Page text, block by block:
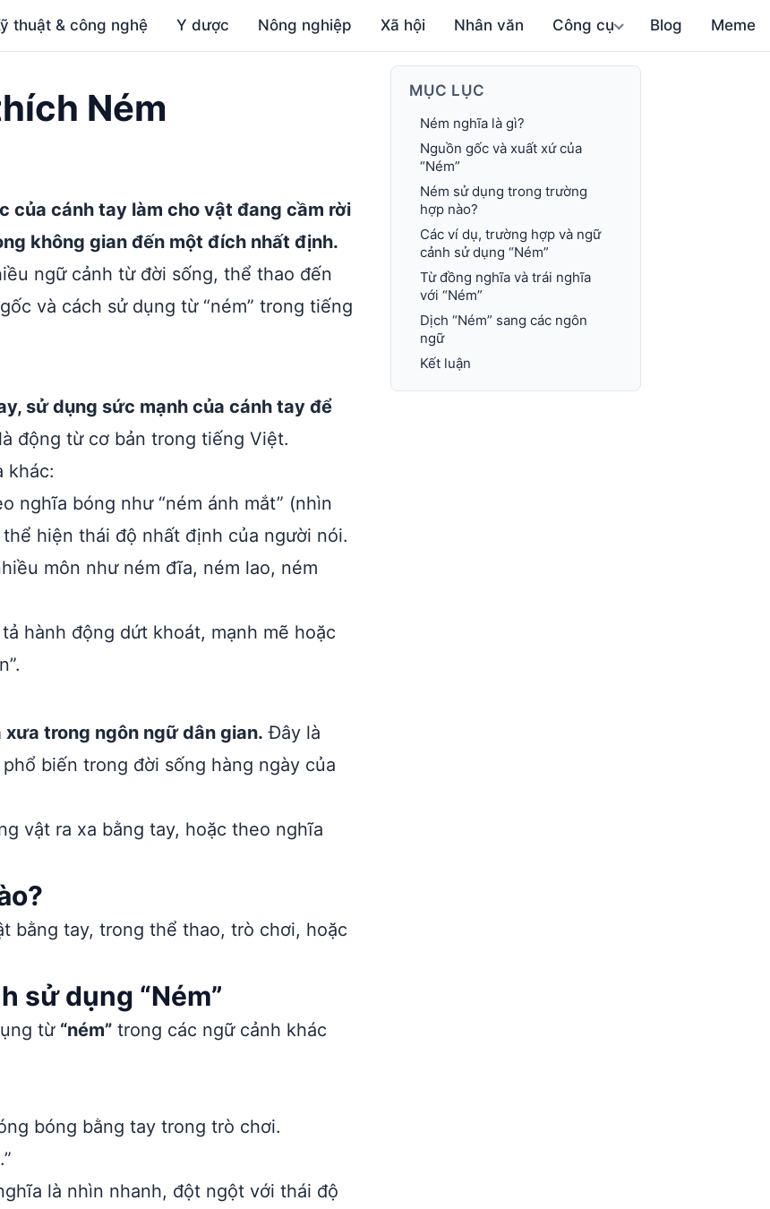
thuật & công nghệ Y dược Nông nghiệp Xã hội Nhân văn Công cụ Blog Meme
Ném
của cánh tay làm cho vật đang cầm rời
không gian đến một đích nhất định.
ngữ cảnh từ đời sống, thể thao đến
và cách sử dụng từ “ném” trong tiếng
sử dụng sức mạnh của cánh tay để
động từ cơ bản trong tiếng Việt.
khác:
nghĩa bóng như “ném ánh mắt” (nhìn
hiện thái độ nhất định của người nói.
môn như ném đĩa, ném lao, ném
hành động dứt khoát, mạnh mẽ hoặc
xưa trong ngôn ngữ dân gian. Đây là
biến trong đời sống hàng ngày của
vật ra xa bằng tay, hoặc theo nghĩa
bằng tay, trong thể thao, trò chơi, hoặc
sử dụng “Ném”
từ “ném” trong các ngữ cảnh khác
bóng bằng tay trong trò chơi.
là nhìn nhanh, đột ngột với thái độ
MỤC LỤC
Ném nghĩa là gì?
Nguồn gốc và xuất xứ của
“Ném”
Ném sử dụng trong trường
hợp nào?
Các ví dụ, trường hợp và ngữ
cảnh sử dụng “Ném”
Từ đồng nghĩa và trái nghĩa
với “Ném”
Dịch “Ném” sang các ngôn
ngữ
Kết luận